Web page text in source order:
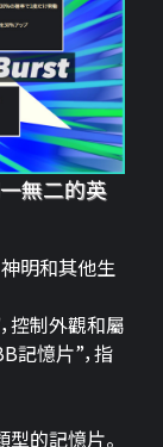
無二的英
神明和其他生
控制外觀和屬
記憶片”，指
的記憶片。